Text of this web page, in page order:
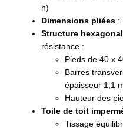
h)
Dimensions pliées :
Structure
résistance :
Pieds de 40 x
Barres
épaisseur 1,1
Hauteur des
Toile de toit
Tissage